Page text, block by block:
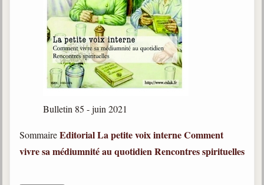
Bulletin 85 - juin 2021
SommaireEditorialLa petite voix interneComment
vivre sa médiumnité au quotidienRencontres spirituelles